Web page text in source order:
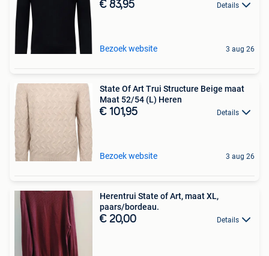
€ 83,95 Details
Bezoek website 3 aug 26
State Of Art Trui Structure Beige maat
Maat 52/54 (L) Heren
€ 101,95 Details
Bezoek website 3 aug 26
Herentrui State of Art, maat XL,
paars/bordeau.
€ 20,00 Details